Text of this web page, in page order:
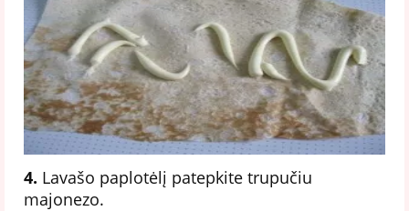
4. Lavašo paplotėlį patepkite trupučiu
majonezo.